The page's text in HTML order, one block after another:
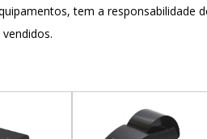
tem a responsabilidade